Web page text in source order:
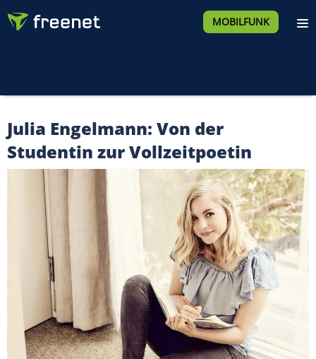
MOBILFUNK
Julia Engelmann: Von der
Studentin zur Vollzeitpoetin